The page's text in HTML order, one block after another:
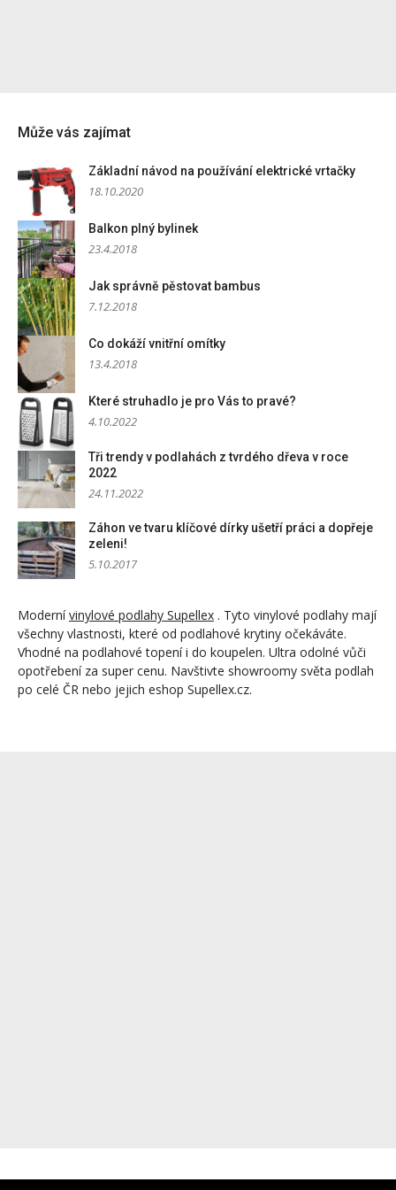
Může vás zajímat
Základní návod na používání elektrické vrtačky
18.10.2020
Balkon plný bylinek
23.4.2018
Jak správně pěstovat bambus
7.12.2018
Co dokáží vnitřní omítky
13.4.2018
Které struhadlo je pro Vás to pravé?
4.10.2022
Tři trendy v podlahách z tvrdého dřeva v roce
2022
24.11.2022
Záhon ve tvaru klíčové dírky ušetří práci a dopřeje
zeleni!
5.10.2017
Modernívinylové podlahy Supellex . Tyto vinylové podlahy mají
všechny vlastnosti, které od podlahové krytiny očekáváte.
Vhodné na podlahové topení i do koupelen. Ultra odolné vůči
opotřebení za super cenu. Navštivte showroomy světa podlah
po celé ČR nebo jejich eshop Supellex.cz.